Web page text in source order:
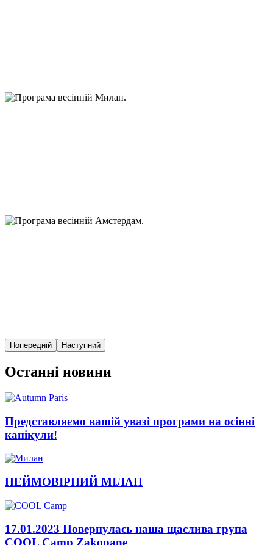
Попередній Наступний
Останні новини
Представляємо вашій увазі програми на осінні
канікули!
НЕЙМОВІРНИЙ МІЛАН
17.01.2023 Повернулась наша щаслива група